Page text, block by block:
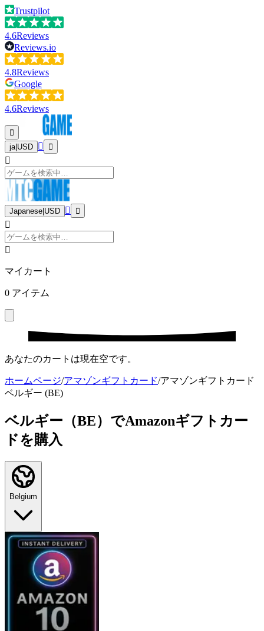
Trustpilot
4.6Reviews
Reviews.io
4.8Reviews
Google
4.6Reviews
ja| USD
Japanese USD
マイカート
0 アイテム
あなたのカートは現在空です。
ホームページ/アマゾンギフトカード/アマゾンギフトカード
ベルギー (BE)
ベルギー（BE）でAmazonギフトカー
ドを購入
Belgium